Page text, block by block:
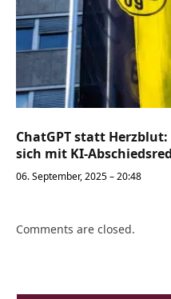
ChatGPT statt
sich mit KI-
06. September, 2025 – 20:48
Comments are closed.